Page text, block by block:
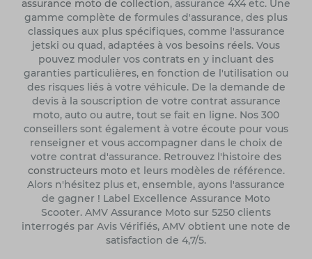
assurance moto de collection, assurance 4X4 etc. Une
gamme complète de formules d'assurance, des plus
classiques aux plus spécifiques, comme l'assurance
jetski ou quad, adaptées à vos besoins réels. Vous
pouvez moduler vos contrats en y incluant des
garanties particulières, en fonction de l'utilisation ou
des risques liés à votre véhicule. De la demande de
devis à la souscription de votre contrat assurance
moto, auto ou autre, tout se fait en ligne. Nos 300
conseillers sont également à votre écoute pour vous
renseigner et vous accompagner dans le choix de
votre contrat d'assurance. Retrouvez l'histoire des
constructeurs motoet leurs modèles de référence.
Alors n'hésitez plus et, ensemble, ayons l'assurance
de gagner ! Label Excellence Assurance Moto
Scooter. AMV Assurance Moto sur 5250 clients
interrogés par Avis Vérifiés, AMV obtient une note de
satisfaction de 4,7/5.